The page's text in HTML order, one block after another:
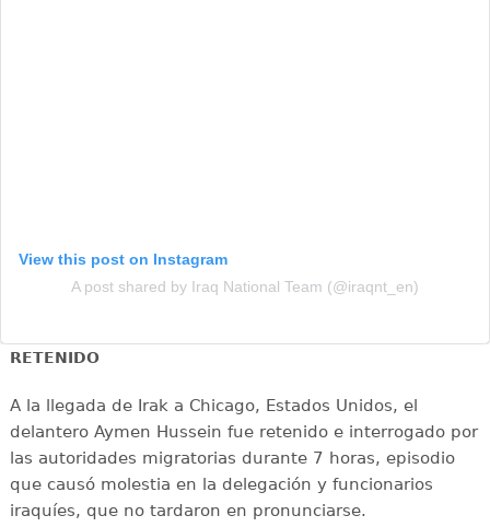
View this post on Instagram
A post shared by Iraq National Team (@iraqnt_en)
RETENIDO
A la llegada de Irak a Chicago, Estados Unidos, el
delantero Aymen Hussein fue retenido e interrogado por
las autoridades migratorias durante 7 horas, episodio
que causó molestia en la delegación y funcionarios
iraquíes, que no tardaron en pronunciarse.